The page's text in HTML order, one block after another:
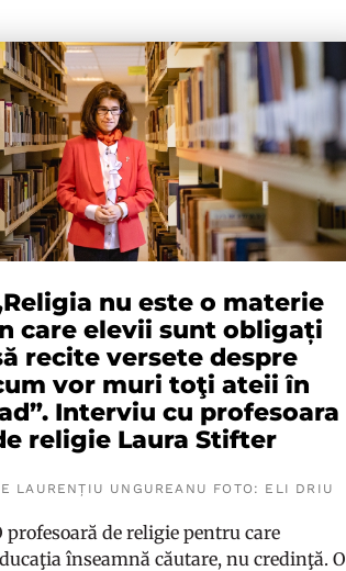
nu este o materie
care elevii sunt obligați
recite versete despre
vor muri toţi ateii în
Interviu cu profesoara
religie Laura Stifter
LAURENȚIU UNGUREANU FOTO: ELI DRIU
profesoară de religie pentru care
înseamnă căutare, nu credinţă. O